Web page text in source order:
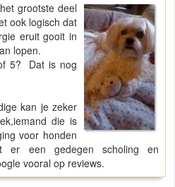
grootste deel
ook logisch dat
eruit gooit in
lopen.
5? Dat is nog
kan je zeker
die is
voor honden
er een gedegen scholing en
vooral op reviews.